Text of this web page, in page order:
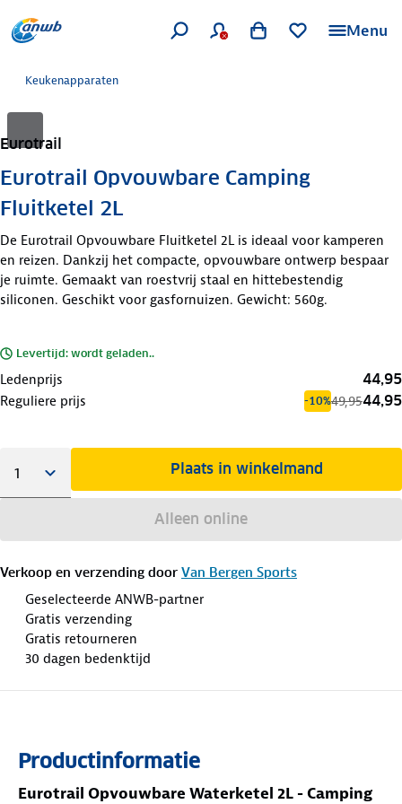
Menu
Keukenapparaten
Eurotrail
Eurotrail Opvouwbare Camping
Fluitketel 2L
De Eurotrail Opvouwbare Fluitketel 2L is ideaal voor kamperen
en reizen. Dankzij het compacte, opvouwbare ontwerp bespaar
je ruimte. Gemaakt van roestvrij staal en hittebestendig
siliconen. Geschikt voor gasfornuizen. Gewicht: 560g.
Levertijd: wordt geladen..
Ledenprijs 44,95
Reguliere prijs -10%49,9544,95
Plaats in winkelmand
Alleen online
Verkoop en verzending door Van Bergen Sports
Geselecteerde ANWB-partner
Gratis verzending
Gratis retourneren
30 dagen bedenktijd
Productinformatie
Eurotrail Opvouwbare Waterketel 2L - Camping